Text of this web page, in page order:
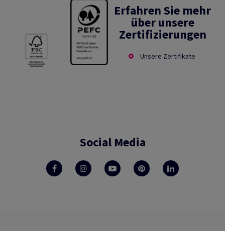
Erfahren Sie mehr
über unsere
Zertifizierungen
Unsere Zertifikate
Social Media